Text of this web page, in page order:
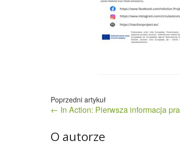
Nawigacja
wpisu
← In Action: Pierwsza informacja
O autorze